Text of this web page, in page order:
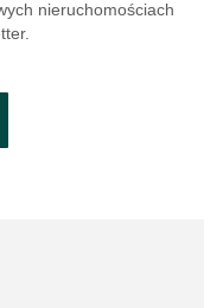
nieruchomościach